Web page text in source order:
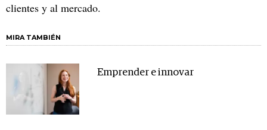
clientes y al mercado.
MIRA TAMBIÉN
Emprender e innovar